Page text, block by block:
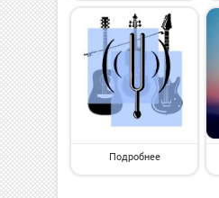
Подробнее